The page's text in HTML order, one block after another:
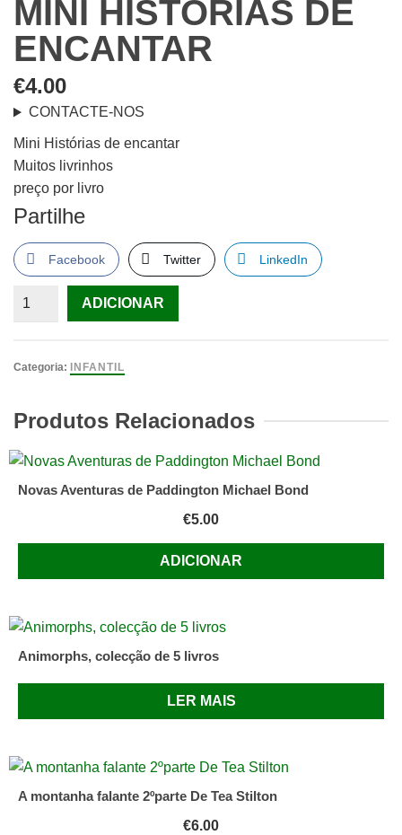
MINI HISTÓRIAS DE
ENCANTAR
€4.00
CONTACTE-NOS
Mini Histórias de encantar
Muitos livrinhos
preço por livro
Partilhe
Facebook Twitter LinkedIn
Quantidade
Histórias
ADICIONAR
Categoria: INFANTIL
Produtos Relacionados
Novas Aventuras de Paddington Michael Bond
€5.00
ADICIONAR
Animorphs, colecção de 5 livros
LER MAIS
A montanha falante 2ºparte De Tea Stilton
€6.00